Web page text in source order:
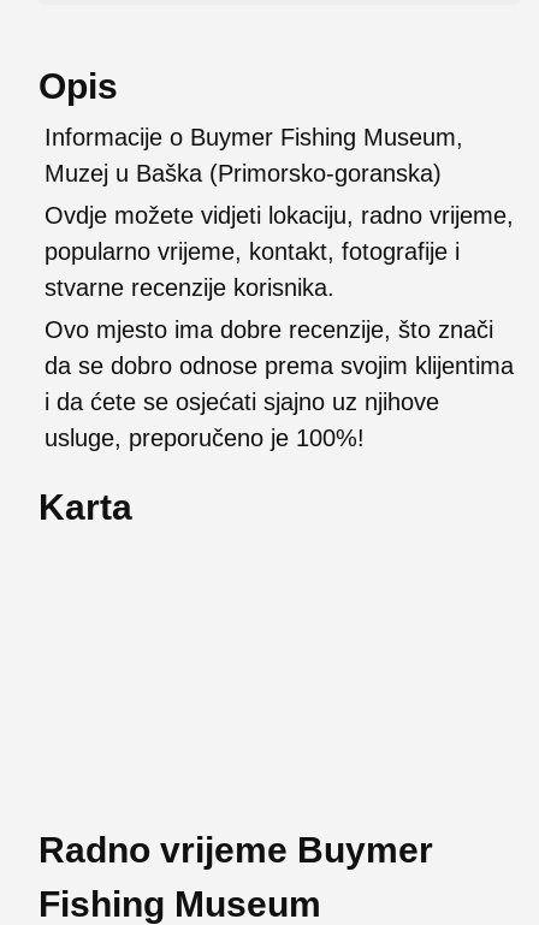
Opis
Informacije o Buymer Fishing Museum,
Muzej u Baška (Primorsko-goranska)
Ovdje možete vidjeti lokaciju, radno vrijeme,
popularno vrijeme, kontakt, fotografije i
stvarne recenzije korisnika.
Ovo mjesto ima dobre recenzije, što znači
da se dobro odnose prema svojim klijentima
i da ćete se osjećati sjajno uz njihove
usluge, preporučeno je 100%!
Karta
Radno vrijeme Buymer
Fishing Museum